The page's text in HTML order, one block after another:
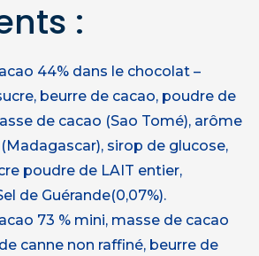
:
44% dans le chocolat –
beurre de cacao, poudre de
de cacao (Sao Tomé), arôme
sirop de glucose,
poudre de LAIT entier,
de Guérande(0,07%).
73 % mini, masse de cacao
canne non raffiné, beurre de